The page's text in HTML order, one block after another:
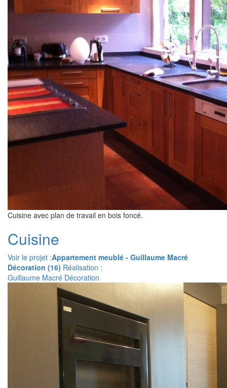
Cuisine avec plan de travail en bois foncé.
Cuisine
Voir le projet :Appartement meublé - Guillaume Macré
Décoration (16) Réalisation :
Guillaume Macré Décoration